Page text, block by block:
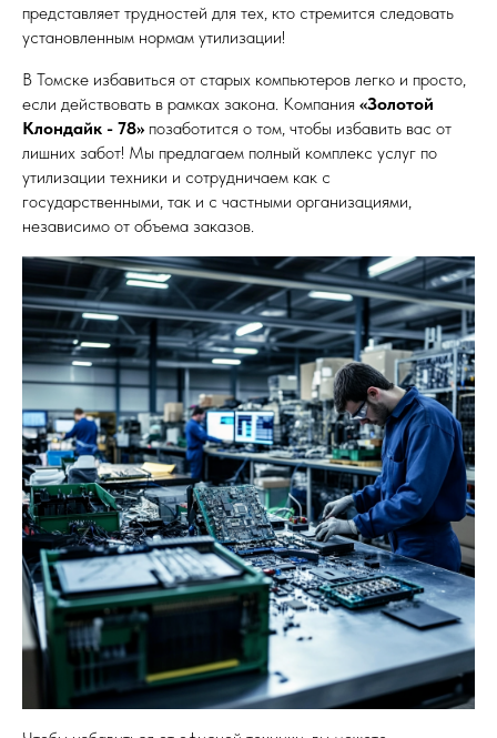
представляет трудностей для тех, кто стремится следовать
установленным нормам утилизации!
В Томске избавиться от старых компьютеров легко и просто,
если действовать в рамках закона. Компания «Золотой
Клондайк - 78» позаботится о том, чтобы избавить вас от
лишних забот! Мы предлагаем полный комплекс услуг по
утилизации техники и сотрудничаем как с
государственными, так и с частными организациями,
независимо от объема заказов.